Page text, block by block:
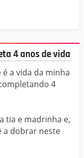
4 anos de vida
a vida da minha
4
tia e madrinha e,
a dobrar neste